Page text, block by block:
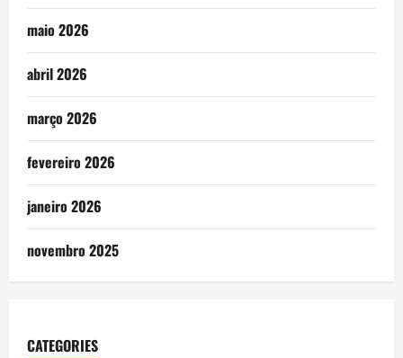
maio 2026
abril 2026
março 2026
fevereiro 2026
janeiro 2026
novembro 2025
CATEGORIES